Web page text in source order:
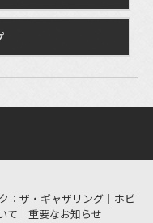
：ザ・ギャザリング｜ホビ
て｜重要なお知らせ